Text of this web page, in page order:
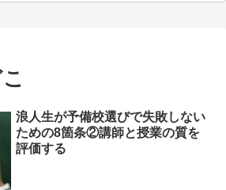
浪人生が予備校選びで失敗しない
ための8箇条②講師と授業の質を
評価する